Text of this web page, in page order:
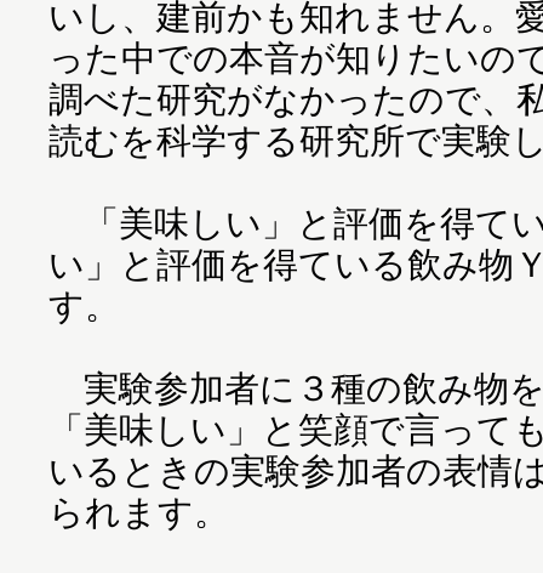
いし、建前かも知れません。
った中での本音が知りたいの
調べた研究がなかったので、
読むを科学する研究所で実験
「美味しい」と評価を得て
い」と評価を得ている飲み物
す。
実験参加者に３種の飲み物
「美味しい」と笑顔で言って
いるときの実験参加者の表情
られます。